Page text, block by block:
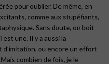
pour oublier. De même, en
comme aux stupéfiants,
Sans doute, on boit
une. Il y a aussi la
d’imitation, ou encore un effort
combien de fois, je le